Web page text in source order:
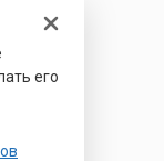
его